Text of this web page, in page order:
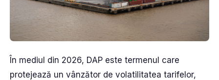
În mediul din 2026, DAP este termenul care
protejează un vânzător de volatilitatea tarifelor,